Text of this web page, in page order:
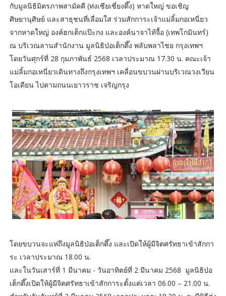
กับมูลนิธิมิตรภาพสามัคคี (ท่งเซียเซี่ยงตึ๊ง) หาดใหญ่ ขอเชิญ
ศิษยานุศิษย์ และสาธุชนที่เลื่อมใส ร่วมสักการะเจ้าแม่ลิ้มกอเหนี่ยว
จากหาดใหญ่ องค์ฮกเต็กแป๊ะกง และองค์นาจาไท้จื้อ (เทพโกมินทร์)
ณ บริเวณลานสำนักงาน มูลนิธิป่อเต็กตึ๊ง พลับพลาไชย กรุงเทพฯ
โดยวันศุกร์ที่ 28 กุมภาพันธ์ 2568 เวลาประมาณ 17.30 น. คณะเจ้า
แม่ลิ้มกอเหนี่ยวเดินทางถึงกรุงเทพฯ เคลื่อนขบวนผ่านบริเวณวงเวียน
โอเดียน ไปตามถนนเยาวราช เจริญกรุง
โดยขบวนจะแห่ถึงมูลนิธิป่อเต็กตึ๊ง และเปิดให้ผู้มีจิตศรัทธาเข้าสักกา
ระ เวลาประมาณ 18.00 น.
และในวันเสาร์ที่ 1 มีนาคม - วันอาทิตย์ที่ 2 มีนาคม 2568 มูลนิธิป่อ
เต็กตึ๊งเปิดให้ผู้มีจิตศรัทธาเข้าสักการะตั้งแต่เวลา 06.00 – 21.00 น.